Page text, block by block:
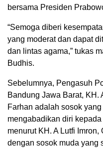
bersama Presiden
“Semoga diberi
yang moderat dan dapat
dan lintas agama,” tukas
Budhis.
Sebelumnya, Pengasuh
Bandung Jawa Barat, KH.
Farhan adalah sosok
mengabadikan diri
menurut KH. A Lutfi
dengan sosok muda yang